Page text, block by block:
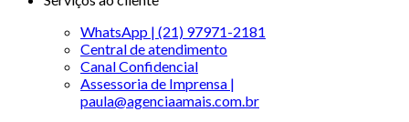
WhatsApp | (21) 97971-2181
Central de atendimento
Canal Confidencial
Assessoria de Imprensa |
paula@agenciaamais.com.br